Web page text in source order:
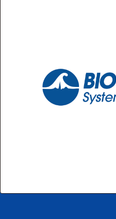
MRI対応